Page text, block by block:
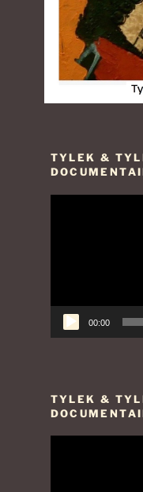
TYLEK &
00:00
TYLEK &